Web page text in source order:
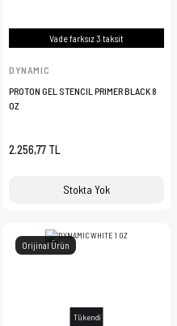
Vade farksız 3 taksit
DYNAMIC
PROTON GEL STENCIL PRIMER BLACK 8
OZ
2.256,77 TL
Stokta Yok
Tükendi
Orijinal Ürün